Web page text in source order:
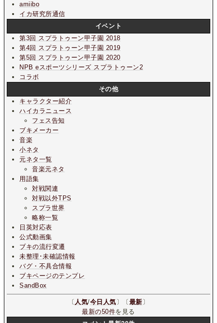
amiibo
イカ研究所通信
イベント
第3回 スプラトゥーン甲子園 2018
第4回 スプラトゥーン甲子園 2019
第5回 スプラトゥーン甲子園 2020
NPB eスポーツシリーズ スプラトゥーン2
コラボ
その他
キャラクター紹介
ハイカラニュース
フェス告知
ブキメーカー
音楽
小ネタ
元ネタ一覧
音楽元ネタ
用語集
対戦関連
対戦以外TPS
スプラ世界
略称一覧
日英対応表
公式動画集
ブキの流行変遷
未整理･未確認情報
バグ・不具合情報
ブキページのテンプレ
SandBox
〔 人気/今日人気 〕〔 最新 〕
最新の50件を見る